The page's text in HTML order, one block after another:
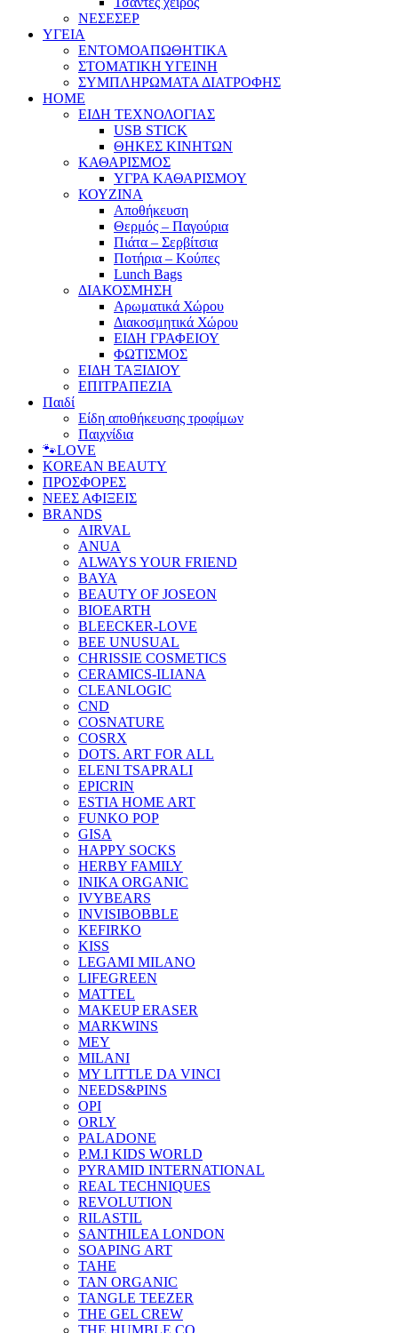
ΝΕΣΕΣΕΡ
ΥΓΕΙΑ
ΕΝΤΟΜΟΑΠΩΘΗΤΙΚΑ
ΣΤΟΜΑΤΙΚΗ ΥΓΕΙΝΗ
ΣΥΜΠΛΗΡΩΜΑΤΑ ΔΙΑΤΡΟΦΗΣ
HOME
ΕΙΔΗ ΤΕΧΝΟΛΟΓΙΑΣ
USB STICK
ΘΗΚΕΣ ΚΙΝΗΤΩΝ
ΚΑΘΑΡΙΣΜΟΣ
ΥΓΡΑ ΚΑΘΑΡΙΣΜΟΥ
ΚΟΥΖΙΝΑ
Αποθήκευση
Θερμός – Παγούρια
Πιάτα – Σερβίτσια
Ποτήρια – Κούπες
Lunch Bags
ΔΙΑΚΟΣΜΗΣΗ
Αρωματικά Χώρου
Διακοσμητικά Χώρου
ΕΙΔΗ ΓΡΑΦΕΙΟΥ
ΦΩΤΙΣΜΟΣ
ΕΙΔΗ ΤΑΞΙΔΙΟΥ
ΕΠΙΤΡΑΠΕΖΙΑ
Παιδί
Είδη αποθήκευσης τροφίμων
Παιχνίδια
🐾LOVE
KOREAN BEAUTY
ΠΡΟΣΦΟΡΕΣ
ΝΕΕΣ ΑΦΙΞΕΙΣ
BRANDS
AIRVAL
ANUA
ALWAYS YOUR FRIEND
BAYA
BEAUTY OF JOSEON
BIOEARTH
BLEECKER-LOVE
BEE UNUSUAL
CHRISSIE COSMETICS
CERAMICS-ILIANA
CLEANLOGIC
CND
COSNATURE
COSRX
DOTS. ART FOR ALL
ELENI TSAPRALI
EPICRIN
ESTIA HOME ART
FUNKO POP
GISA
HAPPY SOCKS
HERBY FAMILY
INIKA ORGANIC
IVYBEARS
INVISIBOBBLE
KEFIRKO
KISS
LEGAMI MILANO
LIFEGREEN
MATTEL
MAKEUP ERASER
MARKWINS
MEY
MILANI
MY LITTLE DA VINCI
NEEDS&PINS
OPI
ORLY
PALADONE
P.M.I KIDS WORLD
PYRAMID INTERNATIONAL
REAL TECHNIQUES
REVOLUTION
RILASTIL
SANTHILEA LONDON
SOAPING ART
TAHE
TAN ORGANIC
TANGLE TEEZER
THE GEL CREW
THE HUMBLE CO